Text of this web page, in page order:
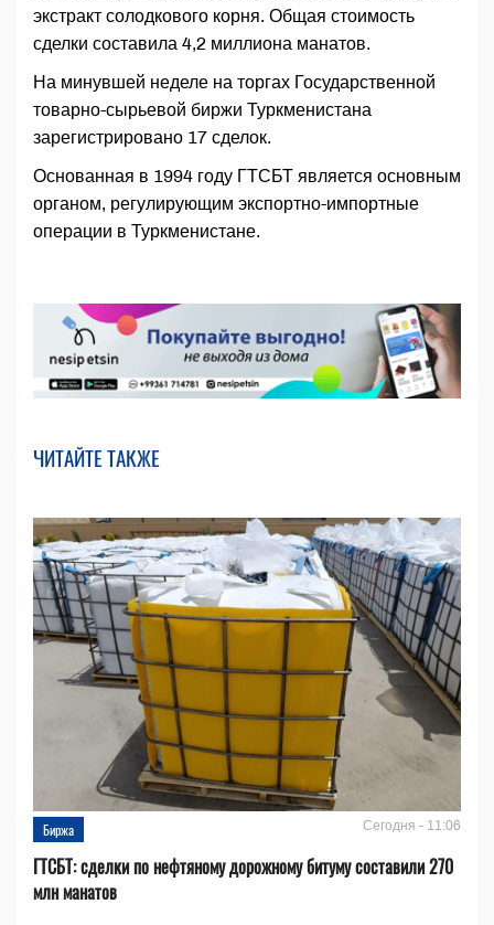
экстракт солодкового корня. Общая стоимость
сделки составила 4,2 миллиона манатов.
На минувшей неделе на торгах Государственной
товарно-сырьевой биржи Туркменистана
зарегистрировано 17 сделок.
Основанная в 1994 году ГТСБТ является основным
органом, регулирующим экспортно-импортные
операции в Туркменистане.
ЧИТАЙТЕ ТАКЖЕ
Биржа Сегодня - 11:06
ГТСБТ: сделки по нефтяному дорожному битуму составили 270
млн манатов